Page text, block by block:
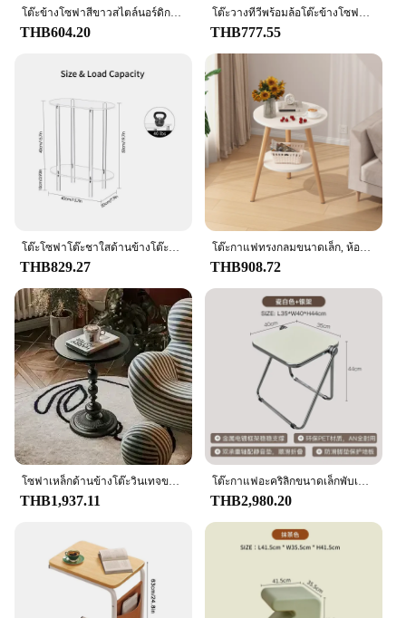
THB604.20 THB777.55
THB829.27
โต๊ะกาแฟทรงกลมขนาดเล็ก, ห้องนั่งเล่นที่เรียบง่าย, ห้องนอนในครัวเรือน, โซฟา, โต๊ะข้างเตียง, โต๊ะน้ำชาขนาดเล็ก, โต๊ะระเบียง
THB908.72
โซฟาเหล็กด้านข้างโต๊ะวินเทจขนาดเล็กโต๊ะกาแฟสไตล์ยุโรปเรียบง่ายจับคู่ข้างเตียงระเบียงห้องนั่งเล่นขนาดเล็ก
THB1,937.11
โต๊ะกาแฟอะคริลิกขนาดเล็กพับเก็บได้ง่ายโต๊ะเตี้ยโซฟาข้างโต๊ะข้างร้านกาแฟ
THB2,980.20